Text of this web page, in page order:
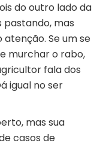
do outro lado da
pastando, mas
Se um se
murchar o rabo,
fala dos
igual no ser
mas sua
casos de